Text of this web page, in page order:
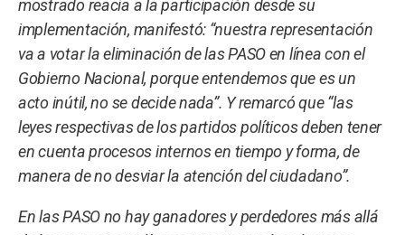
mostrado reacia a la participación desde su
implementación, manifestó: “nuestra representación
va a votar la eliminación de las PASO en línea con el
Gobierno Nacional, porque entendemos que es un
acto inútil, no se decide nada”. Y remarcó que “las
leyes respectivas de los partidos políticos deben tener
en cuenta procesos internos en tiempo y forma, de
manera de no desviar la atención del ciudadano”.
En las PASO no hay ganadores y perdedores más allá